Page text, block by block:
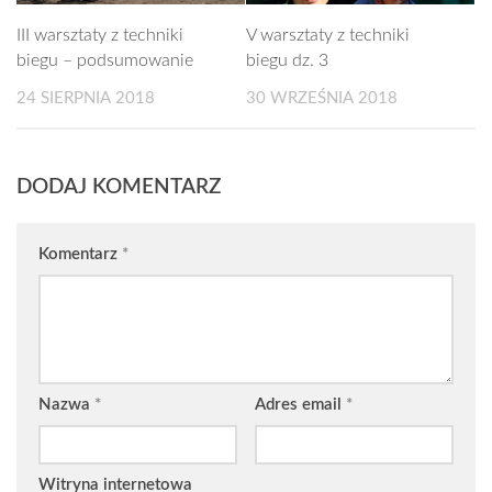
III warsztaty z techniki
biegu – podsumowanie
24 SIERPNIA 2018
V warsztaty z techniki
biegu dz. 3
30 WRZEŚNIA 2018
DODAJ KOMENTARZ
Komentarz *
Nazwa * Adres email *
Witryna internetowa